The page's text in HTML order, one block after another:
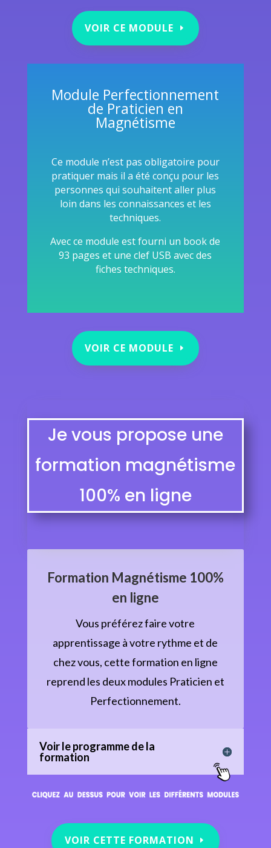
VOIR CE MODULE
Module Perfectionnement
de Praticien en
Magnétisme
Ce module n’est pas obligatoire pour
pratiquer mais il a été conçu pour les
personnes qui souhaitent aller plus
loin dans les connaissances et les
techniques.
Avec ce module est fourni un book de
93 pages et une clef USB avec des
fiches techniques.
VOIR CE MODULE
Je vous propose une
formation magnétisme
100% en ligne
Formation Magnétisme 100%
en ligne
Vous préférez faire votre
apprentissage à votre rythme et de
chez vous, cette formation en ligne
reprend les deux modules Praticien et
Perfectionnement.
Voir le programme de la
formation
VOIR CETTE FORMATION